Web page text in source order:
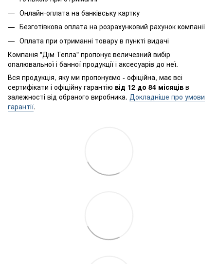
Онлайн-оплата на банківську картку
Безготівкова оплата на розрахунковий рахунок компанії
Оплата при отриманні товару в пункті видачі
Компанія "Дім Тепла" пропонує величезний вибір
опалювальної і банної продукції і аксесуарів до неї.
Вся продукція, яку ми пропонуємо - офіційна, має всі
сертифікати і офіційну гарантію від 12 до 84 місяців в
залежності від обраного виробника. Докладніше про умови
гарантії.